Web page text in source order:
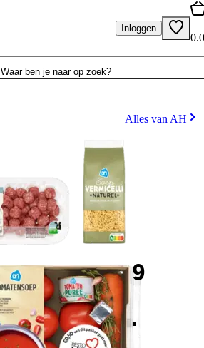
Inloggen
Waar ben je naar op zoek?
Alles van AH
9
.